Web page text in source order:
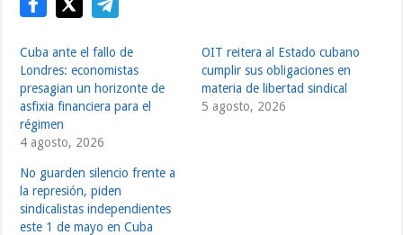
Cuba ante el fallo de
Londres: economistas
presagian un horizonte de
asfixia financiera para el
régimen
4 agosto, 2026
OIT reitera al Estado cubano
cumplir sus obligaciones en
materia de libertad sindical
5 agosto, 2026
No guarden silencio frente a
la represión, piden
sindicalistas independientes
este 1 de mayo en Cuba